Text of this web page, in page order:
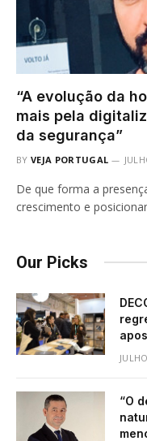
“A evolução da
mais pela
da segurança”
BY VEJA PORTUGAL
De que forma a
crescimento e
Our Picks
“O